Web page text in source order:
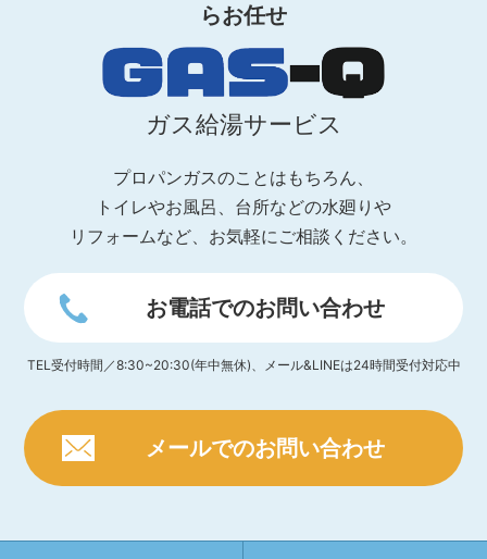
らお任せ
ガス給湯サービス
プロパンガスのことはもちろん、
トイレやお風呂、台所などの水廻りや
リフォームなど、お気軽にご相談ください。
お電話でのお問い合わせ
TEL受付時間／8:30~20:30(年中無休)、メール&LINEは24時間受付対応中
メールでのお問い合わせ